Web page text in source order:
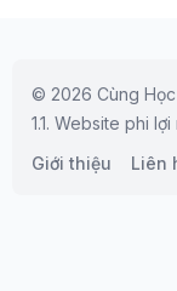
© 2026 Cùng
1.1. Website phi lợi
Giới thiệu
Liên